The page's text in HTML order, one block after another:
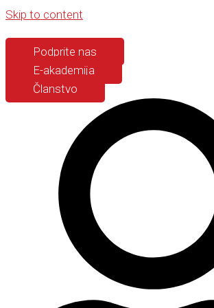
Skip to content
Podprite nas
E-akademija
Članstvo